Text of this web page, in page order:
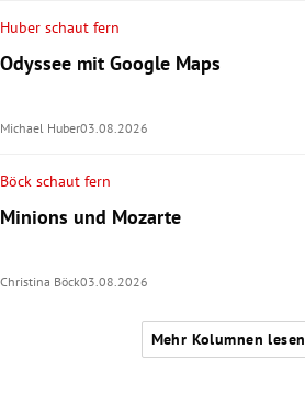
Huber schaut fern
Odyssee mit Google Maps
Michael Huber03.08.2026
Böck schaut fern
Minions und Mozarte
Christina Böck03.08.2026
Mehr Kolumnen lesen